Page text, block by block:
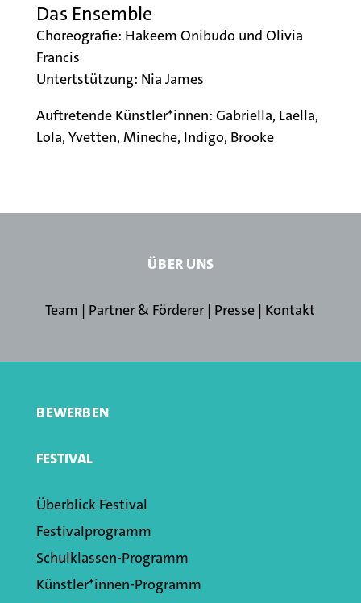
Das Ensemble
Choreografie: Hakeem Onibudo und Olivia
Francis
Untertstützung: Nia James
Auftretende Künstler*innen: Gabriella, Laella,
Lola, Yvetten, Mineche, Indigo, Brooke
ÜBER UNS
Team | Partner & Förderer | Presse | Kontakt
BEWERBEN
FESTIVAL
Überblick Festival
Festivalprogramm
Schulklassen­-Programm
Künstler*innen­-Programm